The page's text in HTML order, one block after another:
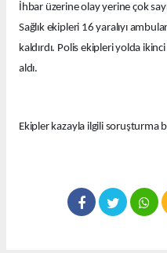
İhbar üzerine olay yerine çok
Sağlık ekipleri 16 yaralıyı
kaldırdı. Polis ekipleri yolda
aldı.
Ekipler kazayla ilgili soruşturma